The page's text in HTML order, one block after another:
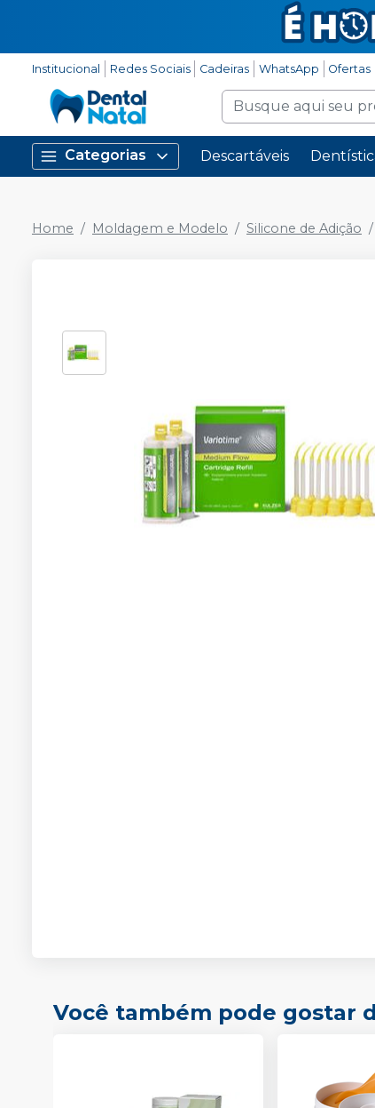
Institucional Redes Sociais Cadeiras WhatsApp Ofertas
Categorias Descartáveis
Home Moldagem e Modelo Silicone de Adição
Você também pode gostar